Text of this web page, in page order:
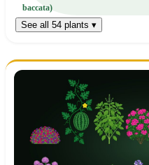
baccata)
See all 54 plants ▾